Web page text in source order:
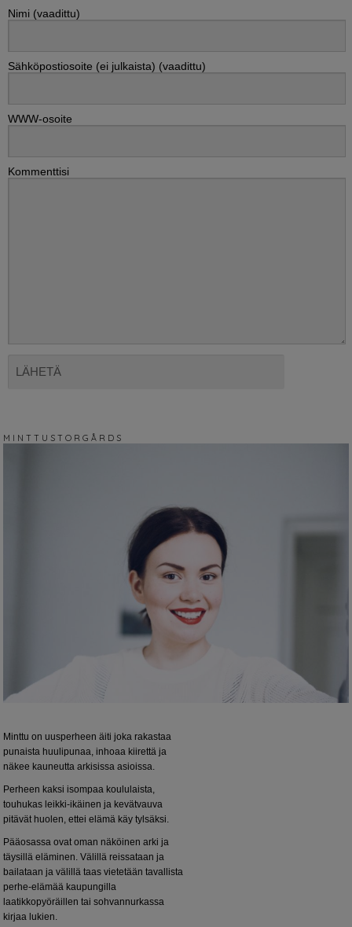
Nimi (vaadittu)
Sähköpostiosoite (ei julkaista) (vaadittu)
WWW-osoite
Kommenttisi
M I N T T U S T O R G Å R D S
Minttu on uusperheen äiti joka rakastaa
punaista huulipunaa, inhoaa kiirettä ja
näkee kauneutta arkisissa asioissa.
Perheen kaksi isompaa koululaista,
touhukas leikki-ikäinen ja kevätvauva
pitävät huolen, ettei elämä käy tylsäksi.
Pääosassa ovat oman näköinen arki ja
täysillä eläminen. Välillä reissataan ja
bailataan ja välillä taas vietetään tavallista
perhe-elämää kaupungilla
laatikkopyöräillen tai sohvannurkassa
kirjaa lukien.